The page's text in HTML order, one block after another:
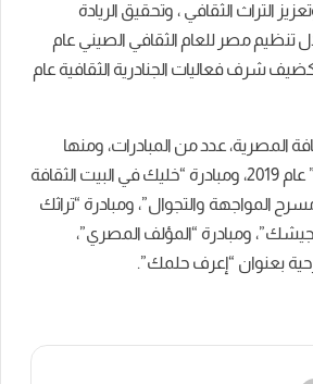
حماية وتعزيز التراث الثقافي ، وتحقيق الريادة
تنظيم مصر للعام الثقافي الصيني عام
كضيف شرف فعاليات الجنادرية الثقافية عام
المصرية، عدد من المبادرات، ومنها
مبادرة “صنايعية مصر” عام 2019، ومبادرة “خليك في البيت الثقافة
المواجهة والتجوال”، ومبادرة “تراثك
جيشك”، ومبادرة “المؤلف المصري”،
بعنوان “إعرف حلمك”.